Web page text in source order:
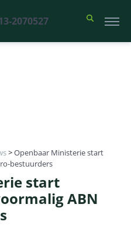
2070527
>Openbaar Ministerie start
bestuurders
start
ABN